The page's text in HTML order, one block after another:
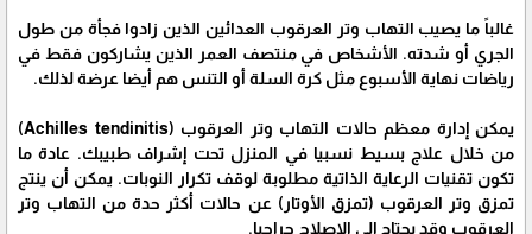
غالباً ما يصيب التهاب وتر العرقوب العدائين الذين زادوا فجأة من طول
الجري أو شدته. الأشخاص في منتصف العمر الذين يشاركون فقط في
رياضات نهاية الأسبوع مثل كرة السلة أو التنس هم أيضا عرضة لذلك.
يمكن إدارة معظم حالات التهاب وتر العرقوب (Achilles tendinitis)
من خلال علاج بسيط نسبيا في المنزل تحت إشراف طبيبك. عادة ما
تكون تقنيات الرعاية الذاتية مطلوبة لوقف تكرار النوبات. يمكن أن ينتج
تمزق وتر العرقوب (تمزق الأوتار) عن حالات أكثر حدة من التهاب وتر
العرقوب وقد يحتاج إلى الإصلاح جراحيا.